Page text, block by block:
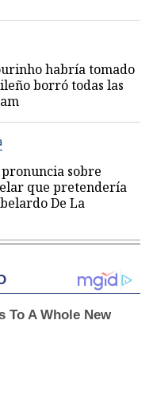
habría tomado
borró todas las
sobre
que pretendería
De La